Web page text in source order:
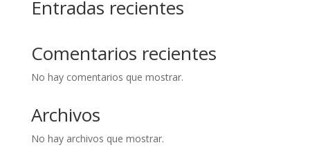
Entradas recientes
Comentarios recientes
No hay comentarios que mostrar.
Archivos
No hay archivos que mostrar.